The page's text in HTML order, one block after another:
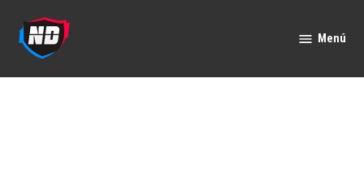
contenido
Menú